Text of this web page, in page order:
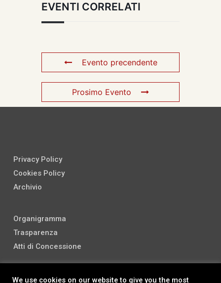
EVENTI CORRELATI
Evento precendente
Prosimo Evento
Privacy Policy
Cookies Policy
Archivio
Organigramma
Trasparenza
Atti di Concessione
We use cookies on our website to give you the most